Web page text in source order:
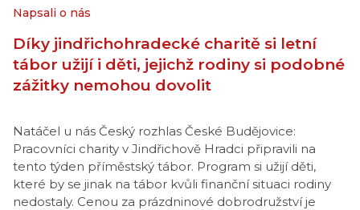
Napsali o nás
Díky jindřichohradecké charitě si letní
tábor užijí i děti, jejichž rodiny si podobné
zážitky nemohou dovolit
Natáčel u nás Český rozhlas České Budějovice:
Pracovníci charity v Jindřichově Hradci připravili na
tento týden příměstský tábor. Program si užijí děti,
které by se jinak na tábor kvůli finanční situaci rodiny
nedostaly. Cenou za prázdninové dobrodružství je